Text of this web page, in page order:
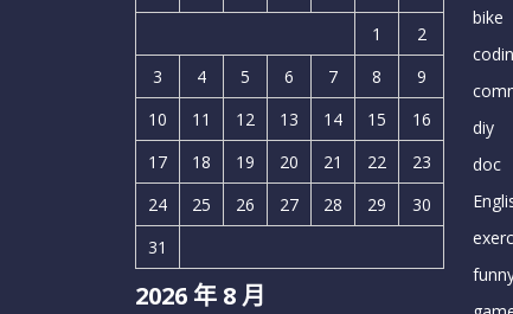
2026 年 8 月
1
2
3
4 5 6 7 8
9
10
11 12 13 14 15
16
17
18 19 20 21 22
23
24
25 26 27 28 29
30
31
bike
diy
doc